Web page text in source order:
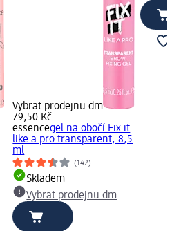
Vybrat prodejnu dm
79,50 Kč
essencegel na obočí Fix it
like a pro transparent, 8,5
ml
(142)
Skladem
Vybrat prodejnu dm